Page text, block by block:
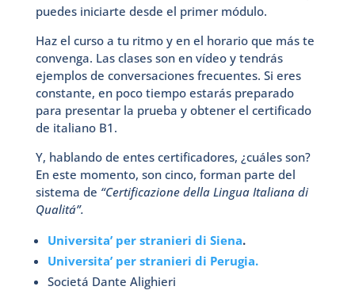
puedes iniciarte desde el primer módulo.
Haz el curso a tu ritmo y en el horario que más te
convenga. Las clases son en vídeo y tendrás
ejemplos de conversaciones frecuentes. Si eres
constante, en poco tiempo estarás preparado
para presentar la prueba y obtener el certificado
de italiano B1.
Y, hablando de entes certificadores, ¿cuáles son?
En este momento, son cinco, forman parte del
sistema de “Certificazione della Lingua Italiana di
Qualitá”.
Universita’ per stranieri di Siena.
Universita’ per stranieri di Perugia.
Societá Dante Alighieri